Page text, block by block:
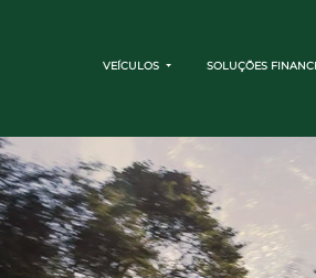
VEÍCULOS SOLUÇÕES